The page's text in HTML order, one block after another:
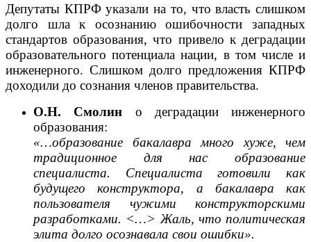
Депутаты КПРФ указали на то, что власть слишком
долго шла к осознанию ошибочности западных
стандартов образования, что привело к деградации
образовательного потенциала нации, в том числе и
инженерного. Слишком долго предложения КПРФ
доходили до сознания членов правительства.
О.Н. Смолин о деградации инженерного
образования:
«…образование бакалавра много хуже, чем
традиционное для нас образование
специалиста. Специалиста готовили как
будущего конструктора, а бакалавра как
пользователя чужими конструкторскими
разработками. <…> Жаль, что политическая
элита долго осознавала свои ошибки».